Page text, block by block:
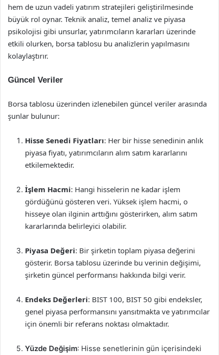
hem de uzun vadeli yatırım stratejileri geliştirilmesinde
büyük rol oynar. Teknik analiz, temel analiz ve piyasa
psikolojisi gibi unsurlar, yatırımcıların kararları üzerinde
etkili olurken, borsa tablosu bu analizlerin yapılmasını
kolaylaştırır.
Güncel Veriler
Borsa tablosu üzerinden izlenebilen güncel veriler arasında
şunlar bulunur:
Hisse Senedi Fiyatları: Her bir hisse senedinin anlık
piyasa fiyatı, yatırımcıların alım satım kararlarını
etkilemektedir.
İşlem Hacmi: Hangi hisselerin ne kadar işlem
gördüğünü gösteren veri. Yüksek işlem hacmi, o
hisseye olan ilginin arttığını gösterirken, alım satım
kararlarında belirleyici olabilir.
Piyasa Değeri: Bir şirketin toplam piyasa değerini
gösterir. Borsa tablosu üzerinde bu verinin değişimi,
şirketin güncel performansı hakkında bilgi verir.
Endeks Değerleri: BIST 100, BIST 50 gibi endeksler,
genel piyasa performansını yansıtmakta ve yatırımcılar
için önemli bir referans noktası olmaktadır.
Yüzde Değişim: Hisse senetlerinin gün içerisindeki